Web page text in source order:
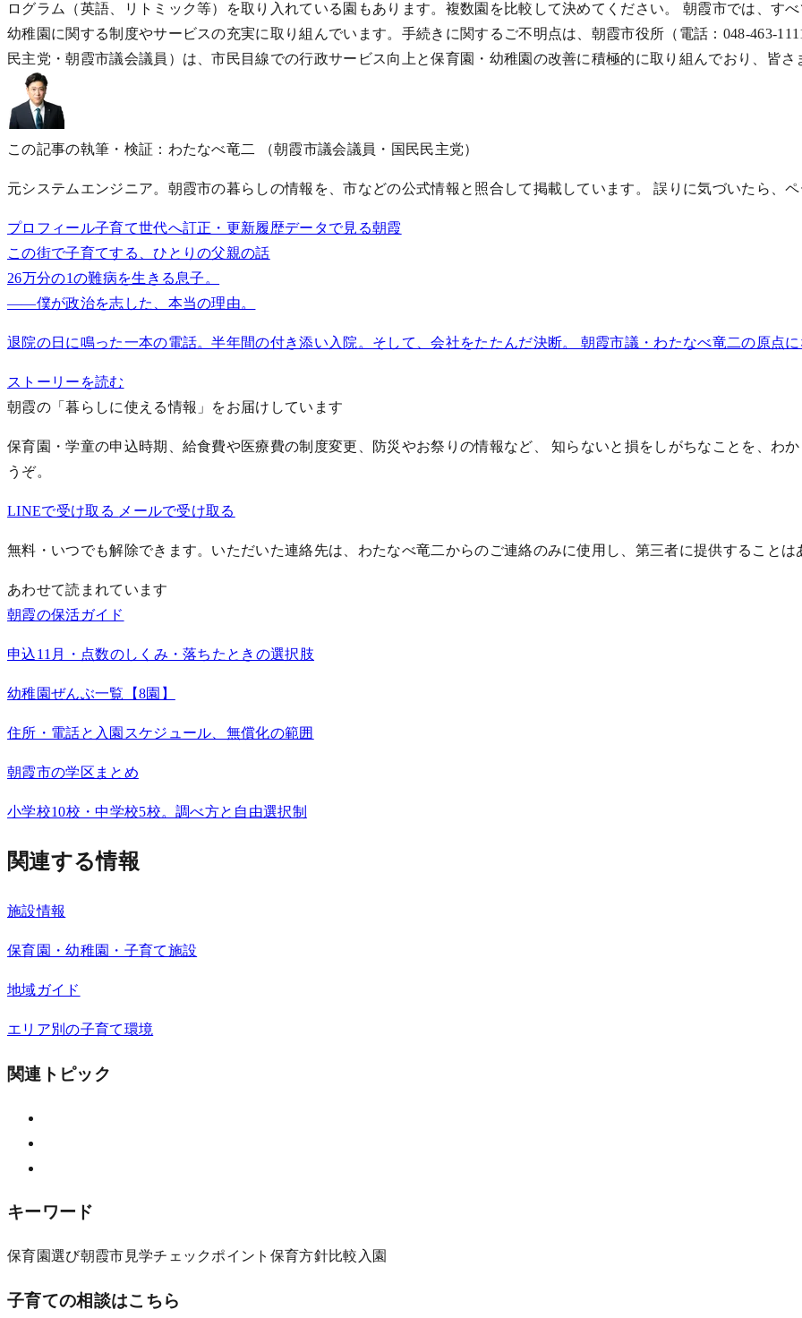
ログラム（英語、リトミック等）を取り入れている園もあります。複数園を比較して決めてください。 朝霞市では、す
幼稚園に関する制度やサービスの充実に取り組んでいます。手続きに関するご不明点は、朝霞市役所（電話：048-463-
民主党・朝霞市議会議員）は、市民目線での行政サービス向上と保育園・幼稚園の改善に積極的に取り組んでおり、皆さ
この記事の執筆・検証：わたなべ竜二 （朝霞市議会議員・国民民主党）
元システムエンジニア。朝霞市の暮らしの情報を、市などの公式情報と照合して掲載しています。 誤りに気づいたら、
プロフィール子育て世代へ訂正・更新履歴データで見る朝霞
この街で子育てする、ひとりの父親の話
26万分の1の難病を生きる息子。
——僕が政治を志した、本当の理由。
退院の日に鳴った一本の電話。半年間の付き添い入院。そして、会社をたたんだ決断。 朝霞市議・わたなべ竜二の原点
ストーリーを読む
朝霞の「暮らしに使える情報」をお届けしています
保育園・学童の申込時期、給食費や医療費の制度変更、防災やお祭りの情報など、 知らないと損をしがちなことを、わ
うぞ。
LINEで受け取る メールで受け取る
無料・いつでも解除できます。いただいた連絡先は、わたなべ竜二からのご連絡のみに使用し、第三者に提供することは
あわせて読まれています
朝霞の保活ガイド
申込11月・点数のしくみ・落ちたときの選択肢
幼稚園ぜんぶ一覧【8園】
住所・電話と入園スケジュール、無償化の範囲
朝霞市の学区まとめ
小学校10校・中学校5校。調べ方と自由選択制
関連する情報
施設情報
保育園・幼稚園・子育て施設
地域ガイド
エリア別の子育て環境
関連トピック
キーワード
保育園選び朝霞市 見学チェックポイント 保育方針比較 入園
子育ての相談はこちら